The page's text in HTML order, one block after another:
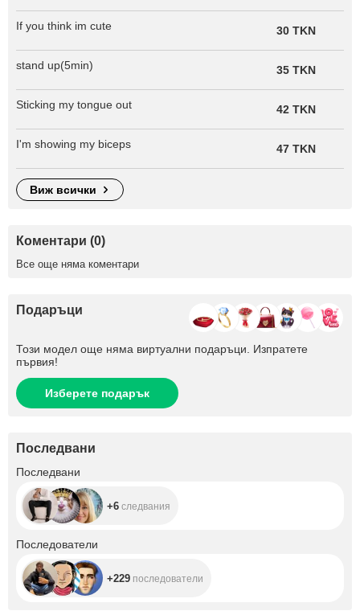
If you think im cute 30 TKN
stand up(5min) 35 TKN
Sticking my tongue out 42 TKN
I'm showing my biceps 47 TKN
виж всички
Коментари (0)
Все още няма коментари
Подаръци
Този модел още няма виртуални подаръци. Изпратете
първия!
Изберете подарък
Последвани
Последвани
+6 следвания
Последователи
+229 последователи